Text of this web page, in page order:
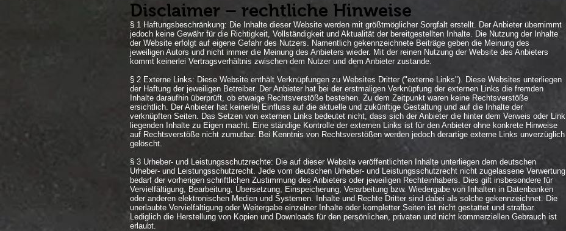
Disclaimer – rechtliche Hinweise
§ 1 Haftungsbeschränkung: Die Inhalte dieser Website werden mit größtmöglicher Sorgfalt erstellt. Der Anbieter übernimmt
jedoch keine Gewähr für die Richtigkeit, Vollständigkeit und Aktualität der bereitgestellten Inhalte. Die Nutzung der Inhalte
der Website erfolgt auf eigene Gefahr des Nutzers. Namentlich gekennzeichnete Beiträge geben die Meinung des
jeweiligen Autors und nicht immer die Meinung des Anbieters wieder. Mit der reinen Nutzung der Website des Anbieters
kommt keinerlei Vertragsverhältnis zwischen dem Nutzer und dem Anbieter zustande.
§ 2 Externe Links: Diese Website enthält Verknüpfungen zu Websites Dritter ("externe Links"). Diese Websites unterliegen
der Haftung der jeweiligen Betreiber. Der Anbieter hat bei der erstmaligen Verknüpfung der externen Links die fremden
Inhalte daraufhin überprüft, ob etwaige Rechtsverstöße bestehen. Zu dem Zeitpunkt waren keine Rechtsverstöße
ersichtlich. Der Anbieter hat keinerlei Einfluss auf die aktuelle und zukünftige Gestaltung und auf die Inhalte der
verknüpften Seiten. Das Setzen von externen Links bedeutet nicht, dass sich der Anbieter die hinter dem Verweis oder Link
liegenden Inhalte zu Eigen macht. Eine ständige Kontrolle der externen Links ist für den Anbieter ohne konkrete Hinweise
auf Rechtsverstöße nicht zumutbar. Bei Kenntnis von Rechtsverstößen werden jedoch derartige externe Links unverzüglich
gelöscht.
§ 3 Urheber- und Leistungsschutzrechte: Die auf dieser Website veröffentlichten Inhalte unterliegen dem deutschen
Urheber- und Leistungsschutzrecht. Jede vom deutschen Urheber- und Leistungsschutzrecht nicht zugelassene Verwertung
bedarf der vorherigen schriftlichen Zustimmung des Anbieters oder jeweiligen Rechteinhabers. Dies gilt insbesondere für
Vervielfältigung, Bearbeitung, Übersetzung, Einspeicherung, Verarbeitung bzw. Wiedergabe von Inhalten in Datenbanken
oder anderen elektronischen Medien und Systemen. Inhalte und Rechte Dritter sind dabei als solche gekennzeichnet. Die
unerlaubte Vervielfältigung oder Weitergabe einzelner Inhalte oder kompletter Seiten ist nicht gestattet und strafbar.
Lediglich die Herstellung von Kopien und Downloads für den persönlichen, privaten und nicht kommerziellen Gebrauch ist
erlaubt.